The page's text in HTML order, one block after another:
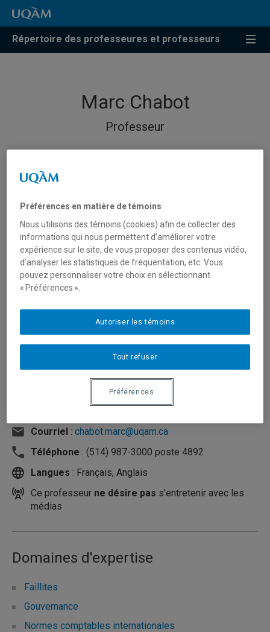
Répertoire des professeures et professeurs
Marc Chabot
Professeur
Courriel : chabot.marc@uqam.ca
Téléphone : (514) 987-3000 poste 4892
Langues : Français, Anglais
Ce professeur ne désire pas s'entretenir avec les
médias
Domaines d'expertise
Faillites
Gouvernance
Normes comptables internationales
Préférences en matière de témoins
Nous utilisons des témoins (cookies) afin de collecter des
informations qui nous permettent d’améliorer votre
expérience sur le site, de vous proposer des contenus vidéo,
d’analyser les statistiques de fréquentation, etc. Vous
pouvez personnaliser votre choix en sélectionnant
« Préférences ».
Tout refuser
Autoriser les témoins
Préférences